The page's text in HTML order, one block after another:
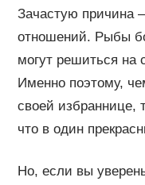
Зачастую причина
отношений. Рыбы
могут решиться на
Именно поэтому,
своей избраннице,
что в один
Но, если вы